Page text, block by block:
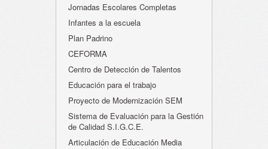
Jornadas Escolares Completas
Infantes a la escuela
Plan Padrino
CEFORMA
Centro de Detección de Talentos
Educación para el trabajo
Proyecto de Modernización SEM
Sistema de Evaluación para la Gestión
de Calidad S.I.G.C.E.
Articulación de Educación Media